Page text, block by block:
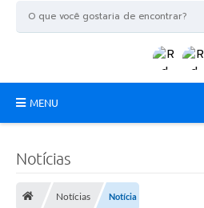
MENU
Departamentos
Notícias
Notícias Notícia